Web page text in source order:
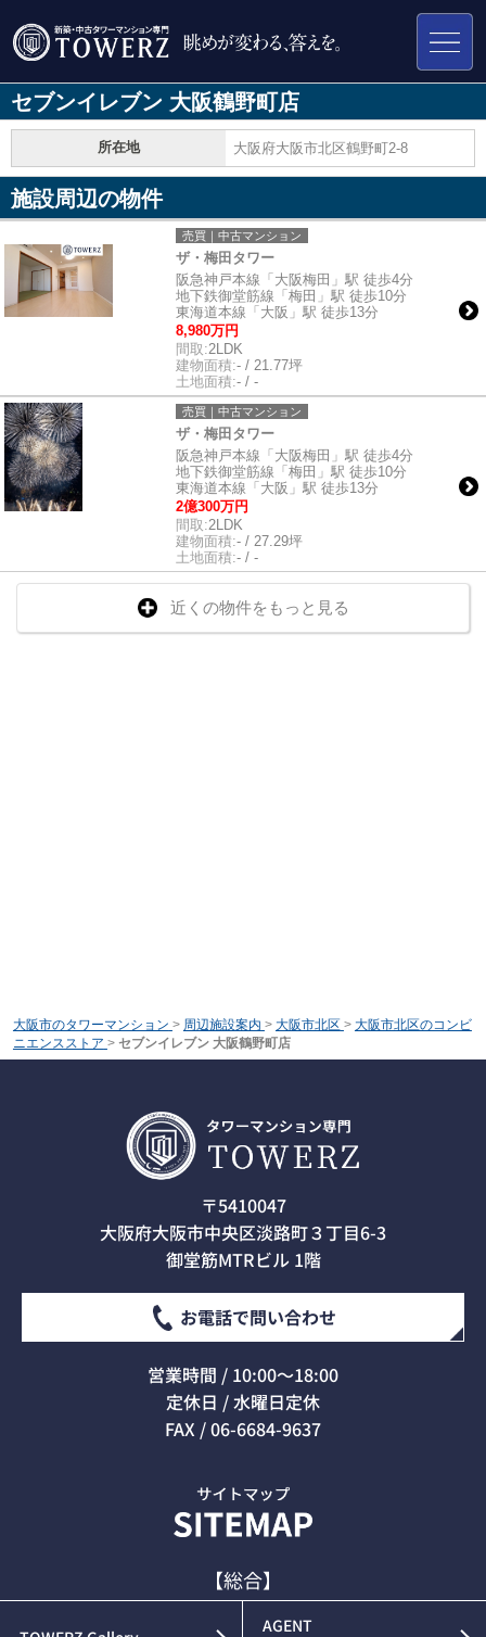
セブンイレブン 大阪鶴野町店
所在地 大阪府大阪市北区鶴野町2-8
施設周辺の物件
売買｜中古マンション
ザ・梅田タワー
阪急神戸本線「大阪梅田」駅 徒歩4分
地下鉄御堂筋線「梅田」駅 徒歩10分
東海道本線「大阪」駅 徒歩13分
8,980万円
間取:2LDK
建物面積:- / 21.77坪
土地面積:- / -
売買｜中古マンション
ザ・梅田タワー
阪急神戸本線「大阪梅田」駅 徒歩4分
地下鉄御堂筋線「梅田」駅 徒歩10分
東海道本線「大阪」駅 徒歩13分
2億300万円
間取:2LDK
建物面積:- / 27.29坪
土地面積:- / -
近くの物件をもっと見る
大阪市のタワーマンション > 周辺施設案内 > 大阪市北区 > 大阪市北区のコンビ
ニエンスストア > セブンイレブン 大阪鶴野町店
〒5410047
大阪府大阪市中央区淡路町３丁目6-3
御堂筋MTRビル 1階
お電話で問い合わせ
営業時間 / 10:00～18:00
定休日 / 水曜日定休
FAX / 06-6684-9637
【総合】
AGENT